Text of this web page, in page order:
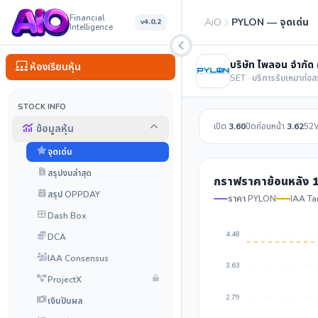
Financial
Intelligence
v4.0.2
ห้องเรียนหุ้น
STOCK INFO
ข้อมูลหุ้น
จุดเด่น
สรุปงบล่าสุด
สรุป OPPDAY
Dash Box
DCA
IAA Consensus
ProjectX
เงินปันผล
AiO PYLON — จุดเด่น
บริษัท ไพลอน จำกัด
SET · บริการรับเหมาก่อ
เปิด 3.60ปิดก่อนหน้า 3.62
กราฟราคาย้อนหลัง
ราคา PYLON IAA
4.48
3.63
2.79